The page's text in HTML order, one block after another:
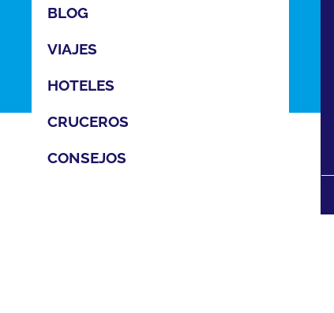
BLOG
VIAJES
HOTELES
CRUCEROS
CONSEJOS